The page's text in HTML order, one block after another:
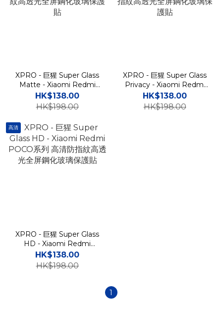
XPRO - 巨猩 Super Glass
Matte - Xiaomi Redmi
POCO系列 磨砂防指紋高透
光全屏鋼化玻璃保護貼
HK$138.00
HK$198.00
XPRO - 巨猩 Super Glass
Privacy - Xiaomi Redmi
POCO系列 防偷窺防指紋高
透光全屏鋼化玻璃保護貼
HK$138.00
HK$198.00
高清
XPRO - 巨猩 Super Glass
HD - Xiaomi Redmi
POCO系列 高清防指紋高透
光全屏鋼化玻璃保護貼
HK$138.00
HK$198.00
1